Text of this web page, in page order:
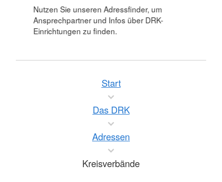
Nutzen Sie unseren Adressfinder, um
Ansprechpartner und Infos über DRK-
Einrichtungen zu finden.
Start
Das DRK
Adressen
Kreisverbände